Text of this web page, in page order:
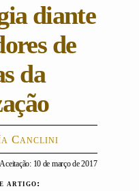
diante
de
da
Canclini
Aceitação: 10 de março de 2017
artigo: